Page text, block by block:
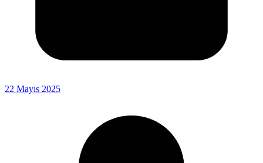
22 Mayıs 2025